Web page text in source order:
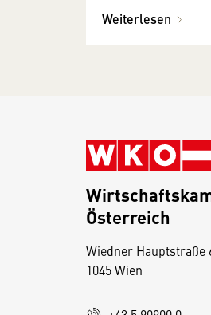
Weiterlesen
Österreich
Wiedner Hauptstraße
1045 Wien